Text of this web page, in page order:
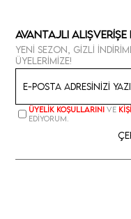
Avantajlı Alışverişe
Yeni sezon, gizli
üyelerimize!
Üyelik koşullarını ve
ediyorum.